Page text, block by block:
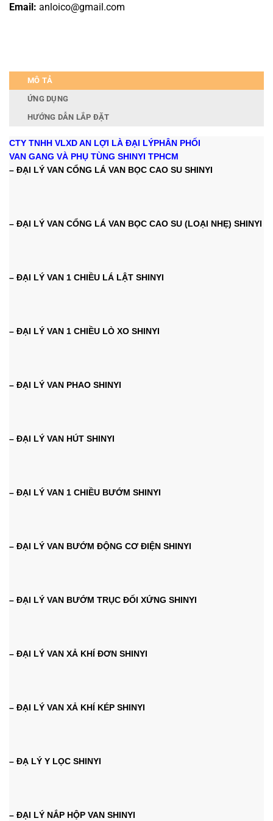
Email: anloico@gmail.com
MÔ TẢ
ỨNG DỤNG
HƯỚNG DẪN LẮP ĐẶT
CTY TNHH VLXD AN LỢI LÀ ĐẠI LÝPHÂN PHỐI
VAN GANG VÀ PHỤ TÙNG SHINYI TPHCM
– ĐẠI LÝ VAN CỔNG LÁ VAN BỌC CAO SU SHINYI
– ĐẠI LÝ VAN CỔNG LÁ VAN BỌC CAO SU (LOẠI NHẸ) SHINYI
– ĐẠI LÝ VAN 1 CHIỀU LÁ LẬT SHINYI
– ĐẠI LÝ VAN 1 CHIỀU LÒ XO SHINYI
– ĐẠI LÝ VAN PHAO SHINYI
– ĐẠI LÝ VAN HÚT SHINYI
– ĐẠI LÝ VAN 1 CHIỀU BƯỚM SHINYI
– ĐẠI LÝ VAN BƯỚM ĐỘNG CƠ ĐIỆN SHINYI
– ĐẠI LÝ VAN BƯỚM TRỤC ĐỐI XỨNG SHINYI
– ĐẠI LÝ VAN XẢ KHÍ ĐƠN SHINYI
– ĐẠI LÝ VAN XẢ KHÍ KÉP SHINYI
– ĐẠ LÝ Y LỌC SHINYI
– ĐẠI LÝ NẮP HỘP VAN SHINYI